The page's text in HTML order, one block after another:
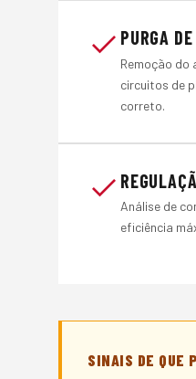
PURGA
Remoção do
circuitos de
correto.
Análise de
eficiência
SINAIS DE QUE